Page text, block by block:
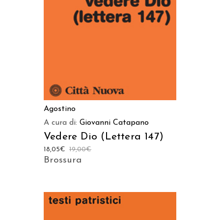
Agostino
A cura di: Giovanni Catapano
Vedere Dio (Lettera 147)
19,00€
18,05€
Brossura